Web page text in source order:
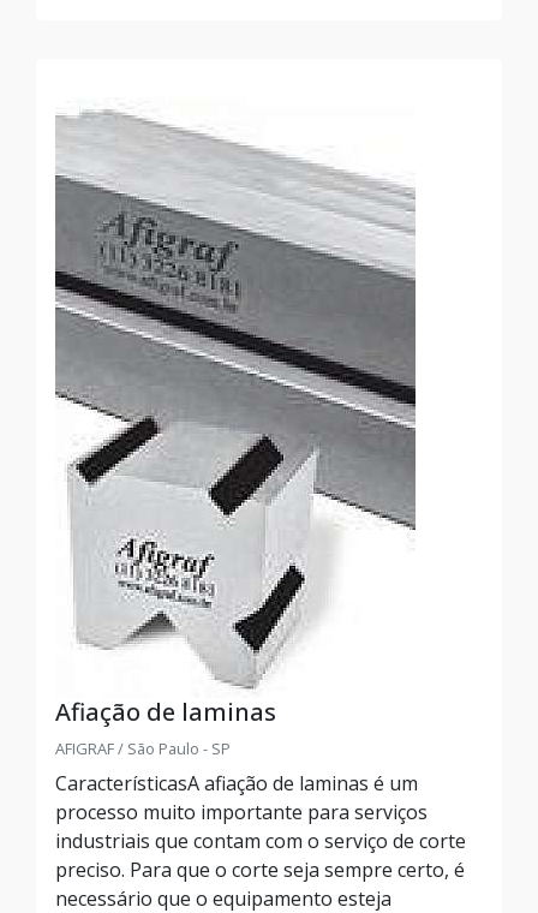
Afiação de laminas
AFIGRAF / São Paulo - SP
CaracterísticasA afiação de laminas é um
processo muito importante para serviços
industriais que contam com o serviço de corte
preciso. Para que o corte seja sempre certo, é
necessário que o equipamento esteja